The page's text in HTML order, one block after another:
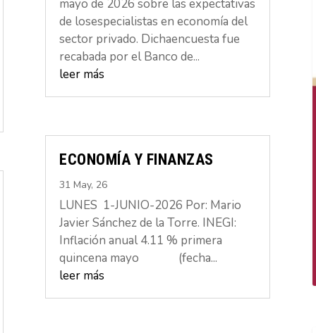
mayo de 2026 sobre las expectativas
de losespecialistas en economía del
sector privado. Dichaencuesta fue
recabada por el Banco de...
leer más
ECONOMÍA Y FINANZAS
31 May, 26
LUNES 1-JUNIO-2026 Por: Mario
Javier Sánchez de la Torre. INEGI:
Inflación anual 4.11 % primera
quincena mayo (fecha...
leer más